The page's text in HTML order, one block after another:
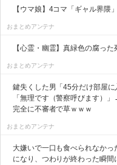
【ウマ娘】4コマ「ギャル界隈」
おまとめアンテナ
【心霊・幽霊】真緑色の腐った
おまとめアンテナ
鍵失くした男「45分だけ部屋
「無理です（警察呼びます）
完全に不審者で草ｗｗｗ
おまとめアンテナ
大嫌いで一口も食べられなか
になり、つわりが終わった瞬